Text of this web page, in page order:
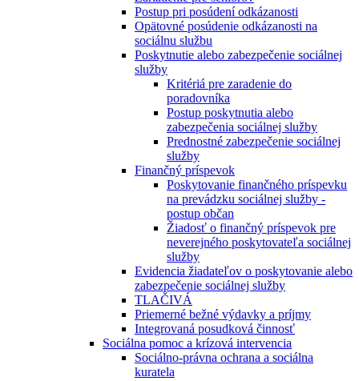
Postup pri posúdení odkázanosti
Opätovné posúdenie odkázanosti na
sociálnu službu
Poskytnutie alebo zabezpečenie sociálnej
služby
Kritériá pre zaradenie do
poradovníka
Postup poskytnutia alebo
zabezpečenia sociálnej služby
Prednostné zabezpečenie sociálnej
služby
Finančný príspevok
Poskytovanie finančného príspevku
na prevádzku sociálnej služby -
postup občan
Žiadosť o finančný príspevok pre
neverejného poskytovateľa sociálnej
služby
Evidencia žiadateľov o poskytovanie alebo
zabezpečenie sociálnej služby
TLAČIVÁ
Priemerné bežné výdavky a príjmy
Integrovaná posudková činnosť
Sociálna pomoc a krízová intervencia
Sociálno-právna ochrana a sociálna
kuratela